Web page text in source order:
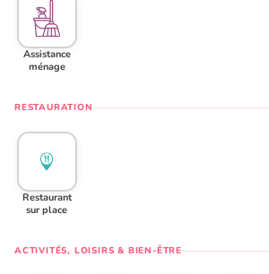
Assistance
ménage
RESTAURATION
Restaurant
sur place
ACTIVITÉS, LOISIRS & BIEN-ÊTRE